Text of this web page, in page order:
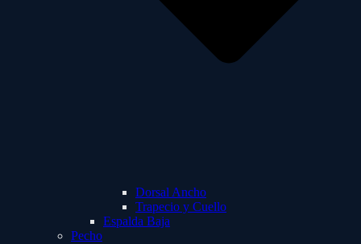
Dorsal Ancho
Trapecio y Cuello
Espalda Baja
Pecho